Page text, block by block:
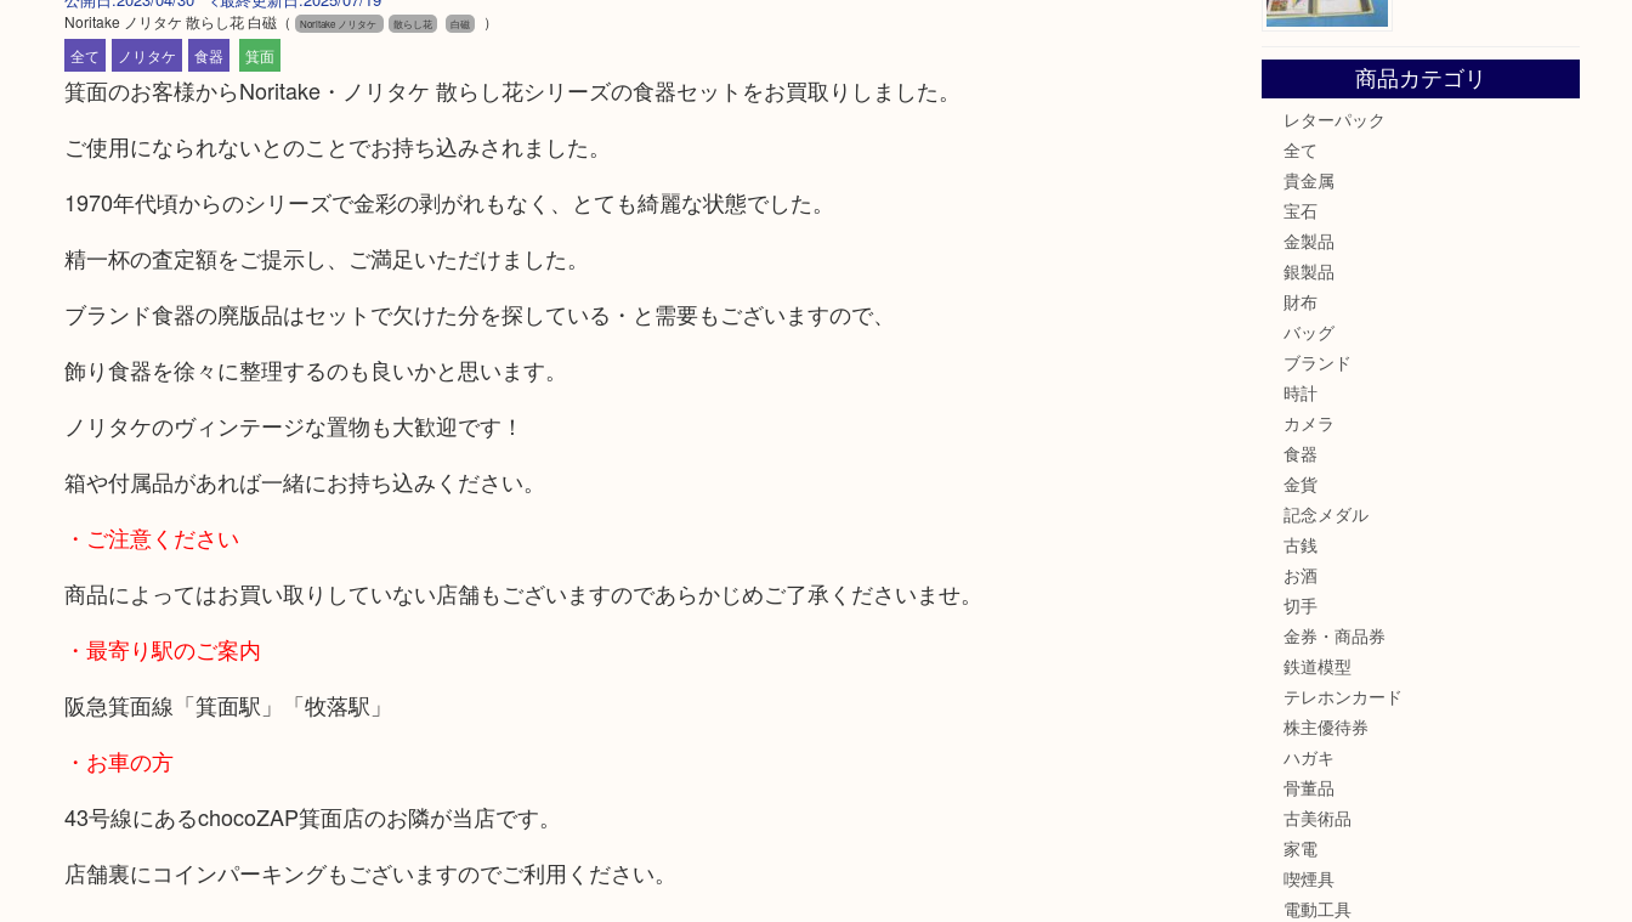
Noritake ノリタケ 散らし花 白磁（ Noritake ノリタケ 散らし花 白磁
）
全て
ノリタケ 食器 箕面
箕面のお客様からNoritake・ノリタケ 散らし花シリーズの食器セットをお買取りしました。
ご使用になられないとのことでお持ち込みされました。
1970年代頃からのシリーズで金彩の剥がれもなく、とても綺麗な状態でした。
精一杯の査定額をご提示し、ご満足いただけました。
ブランド食器の廃版品はセットで欠けた分を探している・と需要もございますので、
飾り食器を徐々に整理するのも良いかと思います。
ノリタケのヴィンテージな置物も大歓迎です！
箱や付属品があれば一緒にお持ち込みください。
・ご注意ください
商品によってはお買い取りしていない店舗もございますのであらかじめご了承くださいませ。
・最寄り駅のご案内
阪急箕面線「箕面駅」「牧落駅」
・お車の方
43号線にあるchocoZAP箕面店のお隣が当店です。
店舗裏にコインパーキングもございますのでご利用ください。
商品カテゴリ
レターパック
全て
貴金属
宝石
金製品
銀製品
財布
バッグ
ブランド
時計
カメラ
食器
金貨
記念メダル
古銭
お酒
切手
金券・商品券
鉄道模型
テレホンカード
株主優待券
ハガキ
骨董品
古美術品
家電
喫煙具
電動工具